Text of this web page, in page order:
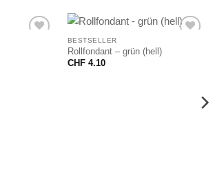
BESTSELLER
Rollfondant – grün (hell)
CHF4.10